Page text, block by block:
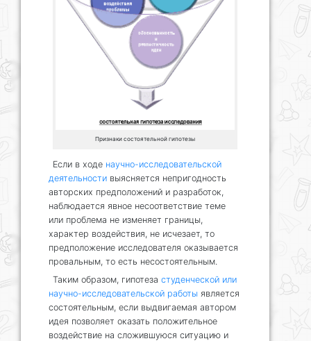
Признаки состоятельной гипотезы
Если в ходе научно-исследовательской
деятельности выясняется непригодность
авторских предположений и разработок,
наблюдается явное несоответствие теме
или проблема не изменяет границы,
характер воздействия, не исчезает, то
предположение исследователя оказывается
провальным, то есть несостоятельным.
Таким образом, гипотеза студенческой или
научно-исследовательской работы является
состоятельным, если выдвигаемая автором
идея позволяет оказать положительное
воздействие на сложившуюся ситуацию и